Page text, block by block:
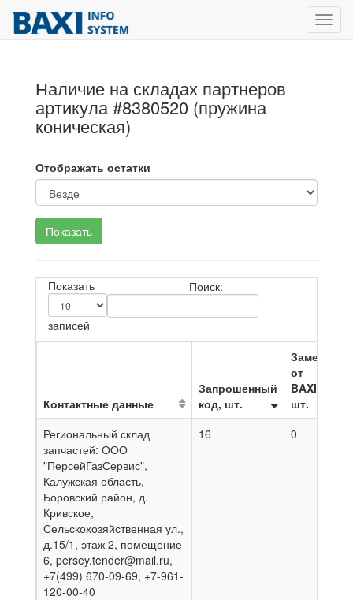
Наличие на складах партнеров
артикула #8380520 (пружина
коническая)
Отображать остатки
Показать
записей
Поиск:
Контактные данные
Запрошенный
код, шт.
Замена
от
BAXI,
шт.
Региональный склад
запчастей: ООО
"ПерсейГазСервис",
Калужская область,
Боровский район, д.
Кривское,
Сельскохозяйственная ул.,
д.15/1, этаж 2, помещение
6, persey.tender@mail.ru,
+7(499) 670-09-69, +7-961-
120-00-40
16 0